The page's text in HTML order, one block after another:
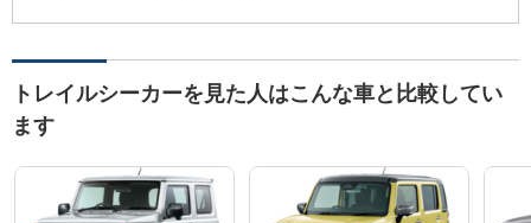
トレイルシーカーを見た人はこんな車と比較してい
ます